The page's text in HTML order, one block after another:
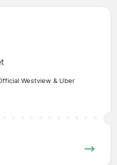
Westview & Uber